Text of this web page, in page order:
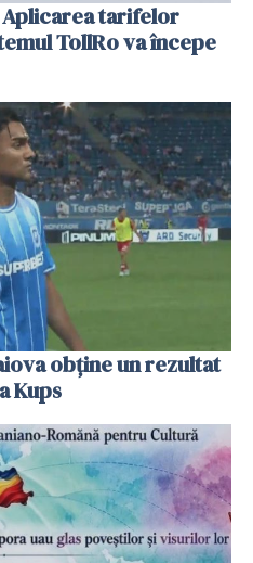
tarifelor
TollRo va începe
obține un rezultat
Kups